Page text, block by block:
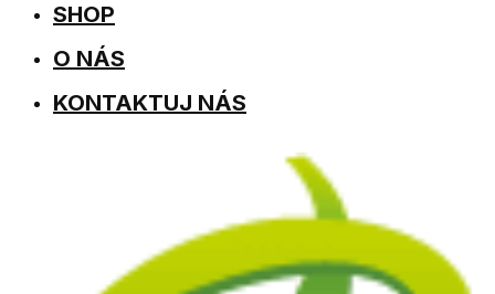
SHOP
O NÁS
KONTAKTUJ NÁS